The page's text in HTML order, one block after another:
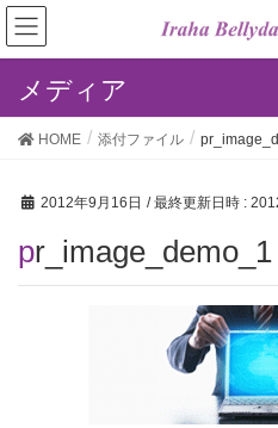
メディア
HOME 添付ファイル
2012年9月16日 / 最終更新日時 :
pr_image_demo_1